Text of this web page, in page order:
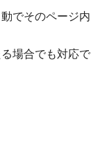
でそのページ内
場合でも対応で